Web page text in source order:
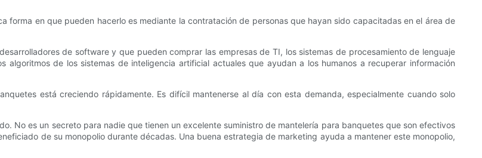
forma en que pueden hacerlo es mediante la contratación de personas que hayan sido capacitadas en el área de
de software y que pueden comprar las empresas de TI, los sistemas de procesamiento de lenguaje
de los sistemas de inteligencia artificial actuales que ayudan a los humanos a recuperar información
está creciendo rápidamente. Es difícil mantenerse al día con esta demanda, especialmente cuando solo
No es un secreto para nadie que tienen un excelente suministro de mantelería para banquetes que son efectivos
de su monopolio durante décadas. Una buena estrategia de marketing ayuda a mantener este monopolio,